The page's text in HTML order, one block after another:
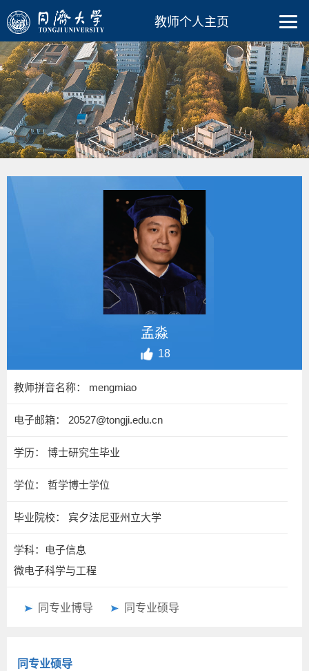
教师个人主页
孟淼
18
教师拼音名称： mengmiao
电子邮箱： 20527@tongji.edu.cn
学历： 博士研究生毕业
学位： 哲学博士学位
毕业院校： 宾夕法尼亚州立大学
学科：电子信息
微电子科学与工程
同专业博导 同专业硕导
同专业硕导